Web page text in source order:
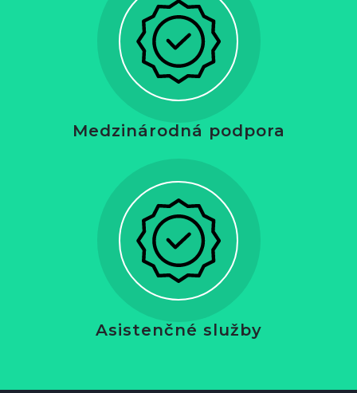
Medzinárodná podpora
Asistenčné služby